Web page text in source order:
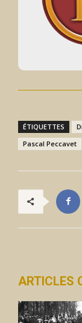
ÉTIQUETTES
Pascal Peccavet
ARTICLES